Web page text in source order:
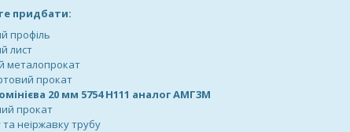
придбати:
профіль
лист
металопрокат
прокат
20 мм 5754 Н111 аналог АМГ3М
прокат
та неіржавку трубу